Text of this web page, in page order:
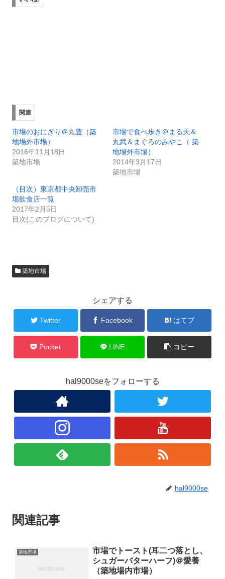
関連
市場のおにぎり＠丸豊（築
地場外市場）
2016年11月18日
築地市場
市場で食べ歩き＠まる天＆
丸武＆まぐろのみやこ（ 築
地場外市場）
2014年3月17日
築地市場
（目次）東京都中央卸売市
場飲食店一覧
2017年2月5日
目次(このブログについて)
築地市場
シェアする
Twitter Facebook はてブ
Pocket LINE コピー
hal9000seをフォローする
hal9000se
関連記事
築地市場
市場でトースト(耳二つ落とし、
シュガーバターハーフ)＠愛養
（築地場内市場）